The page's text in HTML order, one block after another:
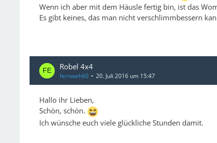
Wenn ich aber mit dem Häusle fertig bin, ist das
Es gibt keines, das man nicht verschlimmbessern
Robel 4x4
fernweh60 20. Juli 2016 um 15:47
Hallo ihr Lieben,
Schön, schön.
Ich wünsche euch viele glückliche Stunden damit.